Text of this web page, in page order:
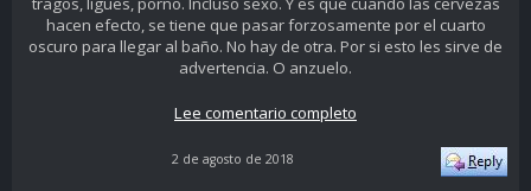
hacen efecto, se tiene que pasar forzosamente por el cuarto
oscuro para llegar al baño. No hay de otra. Por si esto les sirve de
advertencia. O anzuelo.
Lee comentario completo
2 de agosto de 2018